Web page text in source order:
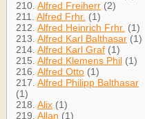
210. Alfred Freiherr (2)
211. Alfred Frhr. (1)
212. Alfred Heinrich Frhr. (1)
213. Alfred Karl Balthasar (1)
214. Alfred Karl Graf (1)
215. Alfred Klemens Phil (1)
216. Alfred Otto (1)
217. Alfred Philipp Balthasar
(1)
218. Alix (1)
219. Allan (1)